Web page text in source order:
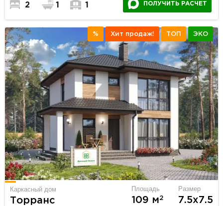
2 1 1 ПОЛУЧИТЬ РАСЧЕТ
% Хит продаж! ТОП ЭКО
Каркасный дом
Торранс
Площадь
109 м2
Размер
7.5х7.5